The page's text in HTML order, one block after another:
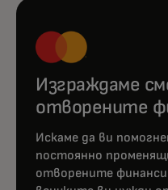
Изграждаме
отворените
Искаме да ви
постоянно
отворените